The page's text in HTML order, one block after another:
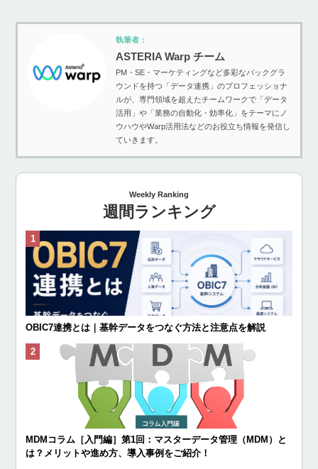
執筆者：
ASTERIA Warp チーム
PM・SE・マーケティングなど多彩なバックグラ
ウンドを持つ「データ連携」のプロフェッショナ
ルが、専門領域を超えたチームワークで「データ
活用」や「業務の自動化・効率化」をテーマにノ
ウハウやWarp活用法などのお役立ち情報を発信し
ていきます。
Weekly Ranking
週間ランキング
OBIC7連携とは｜基幹データをつなぐ方法と注意点を解説
MDMコラム［入門編］第1回：マスターデータ管理（MDM）と
は？メリットや進め方、導入事例をご紹介！